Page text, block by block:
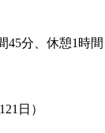
45分、休憩1時
日）